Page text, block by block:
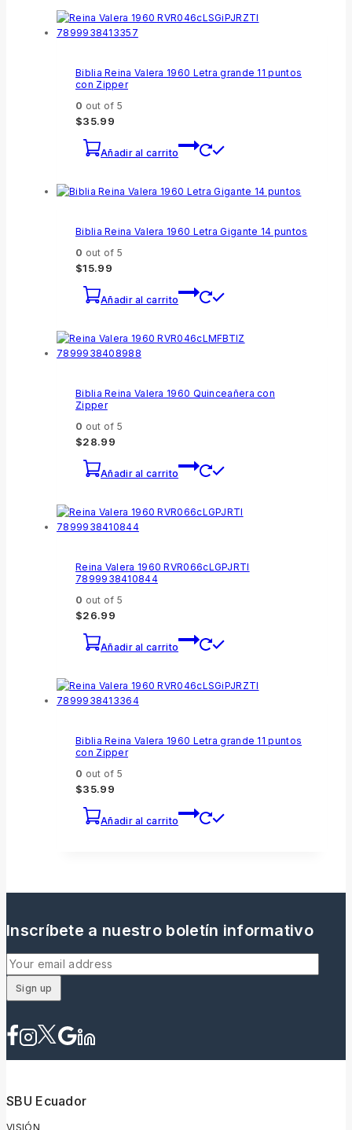
Biblia Reina Valera 1960 Letra grande 11 puntos
con Zipper
0 out of 5
$35.99
Añadir al carrito
Biblia Reina Valera 1960 Letra Gigante 14 puntos
0 out of 5
$15.99
Añadir al carrito
Biblia Reina Valera 1960 Quinceañera con
Zipper
0 out of 5
$28.99
Añadir al carrito
Reina Valera 1960 RVR066cLGPJRTI
7899938410844
0 out of 5
$26.99
Añadir al carrito
Biblia Reina Valera 1960 Letra grande 11 puntos
con Zipper
0 out of 5
$35.99
Añadir al carrito
Inscríbete a nuestro boletín informativo
SBU Ecuador
VISIÓN